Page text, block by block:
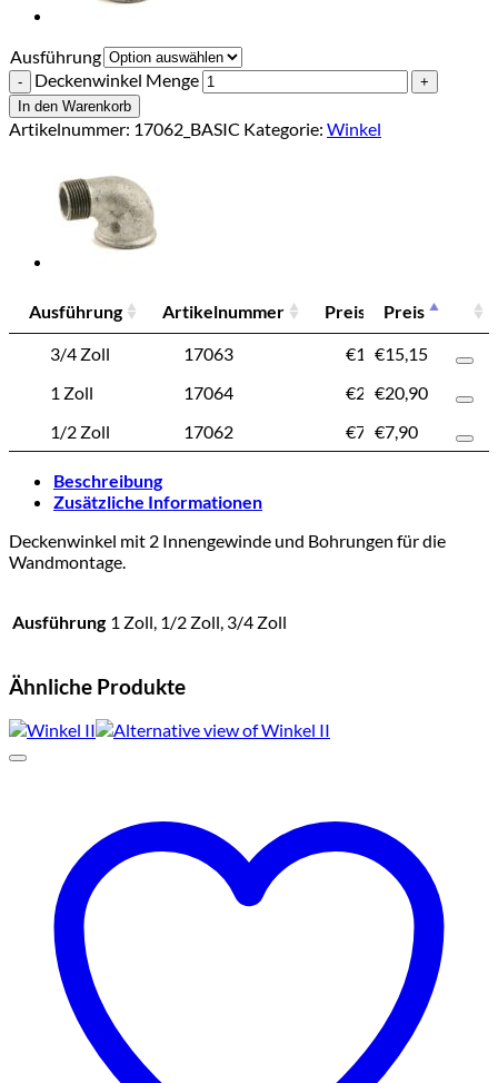
Ausführung
Deckenwinkel Menge
In den Warenkorb
Artikelnummer: 17062_BASIC Kategorie: Winkel
Ausführung Artikelnummer
Preis
Ausführung
Artikelnummer Preis
3/4 Zoll 17063 €15,15
1 Zoll
17064 €20,90
1/2 Zoll
17062 €7,90
Preis
€15,15
€20,90
€7,90
Beschreibung
Zusätzliche Informationen
Deckenwinkel mit 2 Innengewinde und Bohrungen für die
Wandmontage.
Ausführung 1 Zoll, 1/2 Zoll, 3/4 Zoll
Ähnliche Produkte